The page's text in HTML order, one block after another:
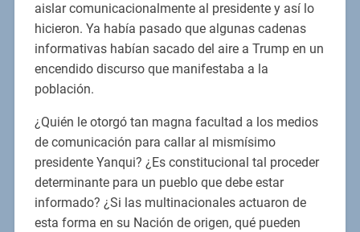
aislar comunicacionalmente al presidente y así lo
hicieron. Ya había pasado que algunas cadenas
informativas habían sacado del aire a Trump en un
encendido discurso que manifestaba a la
población.
¿Quién le otorgó tan magna facultad a los medios
de comunicación para callar al mismísimo
presidente Yanqui? ¿Es constitucional tal proceder
determinante para un pueblo que debe estar
informado? ¿Si las multinacionales actuaron de
esta forma en su Nación de origen, qué pueden